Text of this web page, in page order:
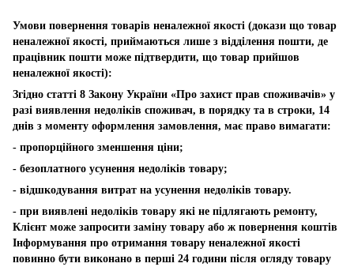
Умови повернення товарів неналежної якості (докази що товар
неналежної якості, приймаються лише з відділення пошти, де
працівник пошти може підтвердити, що товар прийшов
неналежної якості):
Згідно статті 8 Закону України «Про захист прав споживачів» у
разі виявлення недоліків споживач, в порядку та в строки, 14
днів з моменту оформлення замовлення, має право вимагати:
- пропорційного зменшення ціни;
- безоплатного усунення недоліків товару;
- відшкодування витрат на усунення недоліків товару.
- при виявлені недоліків товару які не підлягають ремонту,
Клієнт може запросити заміну товару або ж повернення коштів
Інформування про отримання товару неналежної якості
повинно бути виконано в перші 24 години після огляду товару